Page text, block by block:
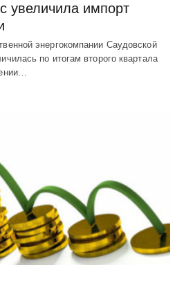
увеличила импорт
энергокомпании Саудовской
по итогам второго квартала